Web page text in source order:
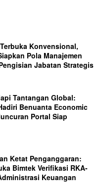
Konvensional,
Pola Manajemen
Jabatan Strategis
Tantangan Global:
Benuanta Economic
Portal Siap
Ketat Penganggaran:
Bimtek Verifikasi RKA-
Keuangan